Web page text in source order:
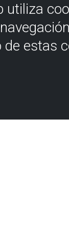
utiliza
de estas